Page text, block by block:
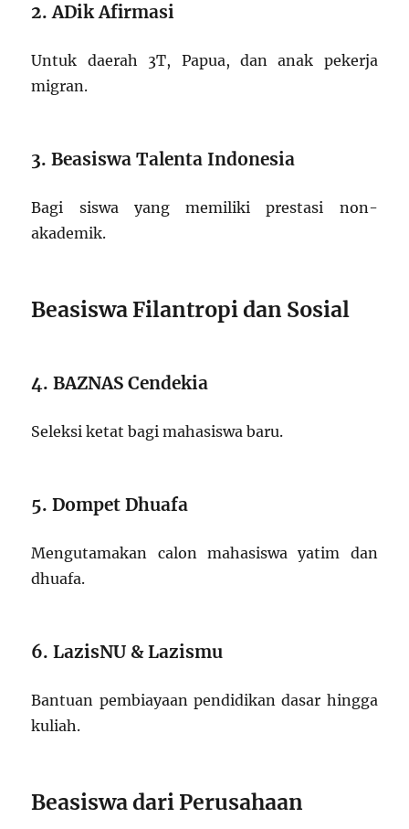
2. ADik Afirmasi
Untuk daerah 3T, Papua, dan anak pekerja
migran.
3. Beasiswa Talenta Indonesia
Bagi siswa yang memiliki prestasi non-
akademik.
Beasiswa Filantropi dan Sosial
4. BAZNAS Cendekia
Seleksi ketat bagi mahasiswa baru.
5. Dompet Dhuafa
Mengutamakan calon mahasiswa yatim dan
dhuafa.
6. LazisNU & Lazismu
Bantuan pembiayaan pendidikan dasar hingga
kuliah.
Beasiswa dari Perusahaan